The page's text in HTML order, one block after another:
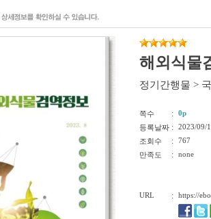
해외식물
정기간행물 >
쪽수 :
0p
등록날짜 :
2023/09/
조회수
:
767
만족도
: none
URL : https://